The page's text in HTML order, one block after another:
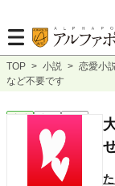
TOP > 小説 > 恋愛小
など不要です
恋愛 完結 短編